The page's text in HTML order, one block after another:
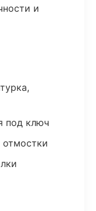
и
под ключ
отмостки